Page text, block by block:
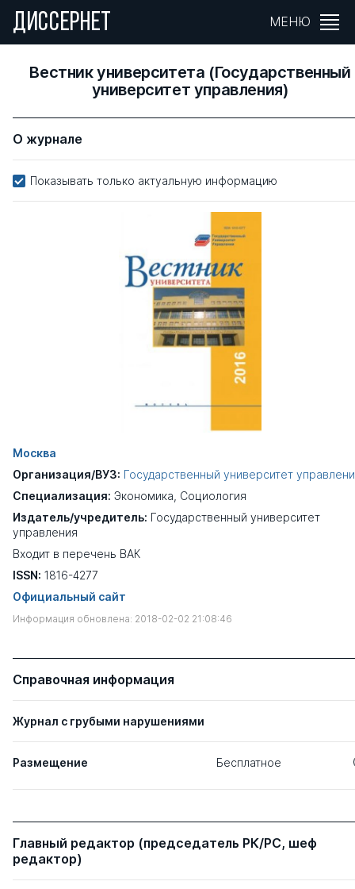
ДИССЕРНЕТ МЕНЮ
Вестник университета (Государственный
университет управления)
О журнале
Показывать только актуальную информацию
Москва
Организация/ВУЗ: Государственный университет
Специализация: Экономика Социология
Издатель/учредитель: Государственный университет
управления
Входит в перечень ВАК
ISSN: 1816-4277
Официальный сайт
Информация обновлена: 2018-02-02 21:08:46
Справочная информация
Журнал с грубыми нарушениями
Размещение Бесплатное
Главный редактор (председатель РК/РС, шеф
редактор)